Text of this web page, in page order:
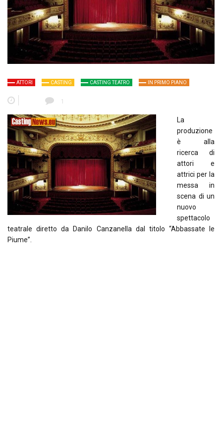
ATTORI CASTING CASTING TEATRO IN PRIMO PIANO
1
La
produzione
è alla
ricerca di
attori e
attrici per la
messa in
scena di un
nuovo
spettacolo
teatrale diretto da Danilo Canzanella dal titolo “Abbassate le
Piume”.